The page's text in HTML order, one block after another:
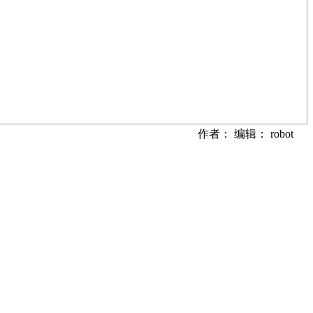
作者： 编辑： robot